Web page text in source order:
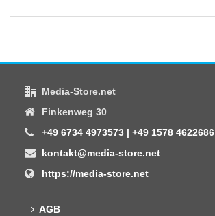
Media-Store.net
Finkenweg 30
+49 6734 4973573 | +49 1578 4622686
kontakt@media-store.net
https://media-store.net
AGB